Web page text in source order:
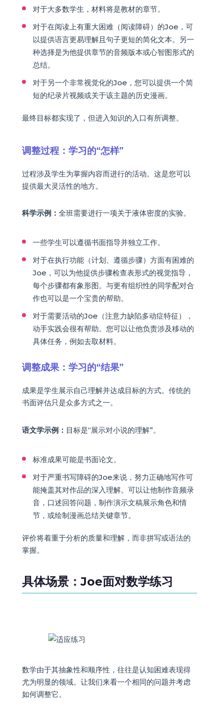
对于大多数学生，材料将是教材的章节。
对于在阅读上有重大困难（阅读障碍）的Joe，可
以提供语言更易理解且句子更短的简化文本。另一
种选择是为他提供章节的音频版本或心智图形式的
总结。
对于另一个非常视觉化的Joe，您可以提供一个简
短的纪录片视频或关于该主题的历史漫画。
最终目标都实现了，但进入知识的入口有所调整。
调整过程：学习的“怎样”
过程涉及学生为掌握内容而进行的活动。这是您可以
提供最大灵活性的地方。
科学示例： 全班需要进行一项关于液体密度的实验。
一些学生可以遵循书面指导并独立工作。
对于在执行功能（计划、遵循步骤）方面有困难的
Joe，可以为他提供步骤检查表形式的视觉指导，
每个步骤都有象形图。与更有组织性的同学配对合
作也可以是一个宝贵的帮助。
对于需要活动的Joe（注意力缺陷多动症特征），
动手实践会很有帮助。您可以让他负责涉及移动的
具体任务，例如去取材料。
调整成果：学习的“结果”
成果是学生展示自己理解并达成目标的方式。传统的
书面评估只是众多方式之一。
语文学示例： 目标是“展示对小说的理解”。
标准成果可能是书面论文。
对于严重书写障碍的Joe来说，努力正确地写作可
能掩盖其对作品的深入理解。可以让他制作音频录
音，口述回答问题，制作演示文稿展示角色和情
节，或绘制漫画总结关键章节。
评价将着重于分析的质量和理解，而非拼写或语法的
掌握。
具体场景：Joe面对数学练习
数学由于其抽象性和顺序性，往往是认知困难表现得
尤为明显的领域。让我们来看一个相同的问题并考虑
如何调整它。